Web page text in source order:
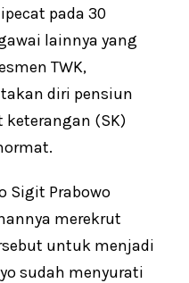
pada 30
lainnya yang
TWK,
diri pensiun
keterangan (SK)
Sigit Prabowo
merekrut
untuk menjadi
sudah menyurati